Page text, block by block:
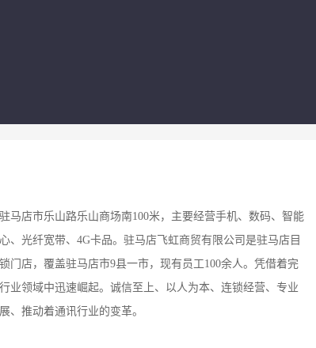
马店市乐山路乐山商场南100米，主要经营手机、数码、智能
光纤宽带、4G卡品。驻马店飞虹商贸有限公司是驻马店目
门店，覆盖驻马店市9县一市，现有员工100余人。凭借着完
业领域中迅速崛起。诚信至上、以人为本、连锁经营、专业
、推动着通讯行业的变革。